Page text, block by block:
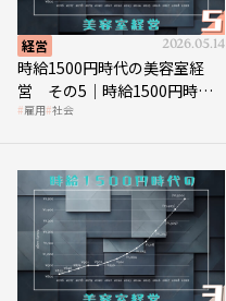
経営 2026.05.14
時給1500円時代の美容室経
営 その5｜時給1500円時代
の到来は美容業の収益構造を
雇用 社会